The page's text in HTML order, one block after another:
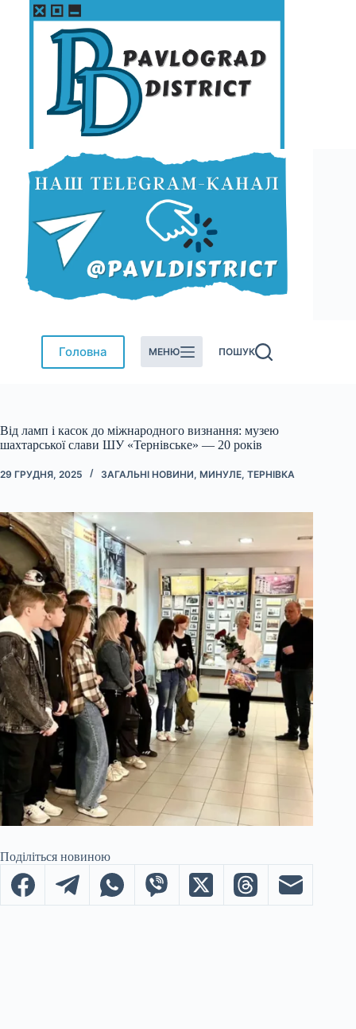
Перейти
Головна МЕНЮ ПОШУК
Від ламп і касок до міжнародного визнання: музею
шахтарської слави ШУ «Тернівське» — 20 років
29 ГРУДНЯ, 2025 ЗАГАЛЬНІ НОВИНИ, МИНУЛЕ, ТЕРНІВКА
Поділіться новиною